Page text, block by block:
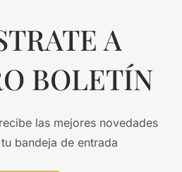
A
BOLETÍN
las mejores novedades
bandeja de entrada